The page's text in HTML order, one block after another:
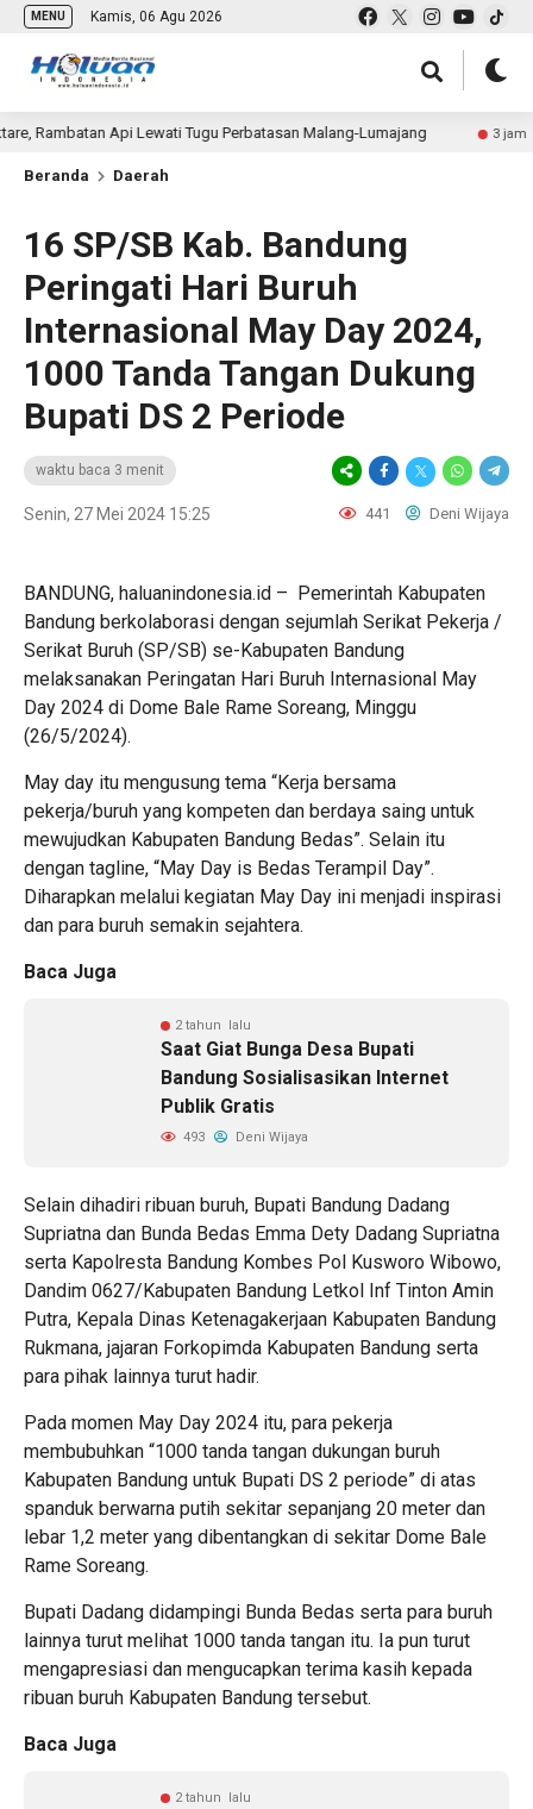
MENU Kamis, 06 Agu 2026
Api Lewati Tugu Perbatasan Malang-Lumajang 3 jam lalu
Beranda Daerah
16 SP/SB Kab. Bandung
Peringati Hari Buruh
Internasional May Day 2024,
1000 Tanda Tangan Dukung
Bupati DS 2 Periode
waktu baca 3 menit
Senin, 27 Mei 2024 15:25 441 Deni Wijaya
BANDUNG, haluanindonesia.id – Pemerintah Kabupaten
Bandung berkolaborasi dengan sejumlah Serikat Pekerja /
Serikat Buruh (SP/SB) se-Kabupaten Bandung
melaksanakan Peringatan Hari Buruh Internasional May
Day 2024 di Dome Bale Rame Soreang, Minggu
(26/5/2024).
May day itu mengusung tema “Kerja bersama
pekerja/buruh yang kompeten dan berdaya saing untuk
mewujudkan Kabupaten Bandung Bedas”. Selain itu
dengan tagline, “May Day is Bedas Terampil Day”.
Diharapkan melalui kegiatan May Day ini menjadi inspirasi
dan para buruh semakin sejahtera.
Baca Juga
2 tahun lalu
Saat Giat Bunga Desa Bupati
Bandung Sosialisasikan Internet
Publik Gratis
493 Deni Wijaya
Selain dihadiri ribuan buruh, Bupati Bandung Dadang
Supriatna dan Bunda Bedas Emma Dety Dadang Supriatna
serta Kapolresta Bandung Kombes Pol Kusworo Wibowo,
Dandim 0627/Kabupaten Bandung Letkol Inf Tinton Amin
Putra, Kepala Dinas Ketenagakerjaan Kabupaten Bandung
Rukmana, jajaran Forkopimda Kabupaten Bandung serta
para pihak lainnya turut hadir.
Pada momen May Day 2024 itu, para pekerja
membubuhkan “1000 tanda tangan dukungan buruh
Kabupaten Bandung untuk Bupati DS 2 periode” di atas
spanduk berwarna putih sekitar sepanjang 20 meter dan
lebar 1,2 meter yang dibentangkan di sekitar Dome Bale
Rame Soreang.
Bupati Dadang didampingi Bunda Bedas serta para buruh
lainnya turut melihat 1000 tanda tangan itu. Ia pun turut
mengapresiasi dan mengucapkan terima kasih kepada
ribuan buruh Kabupaten Bandung tersebut.
Baca Juga
2 tahun lalu